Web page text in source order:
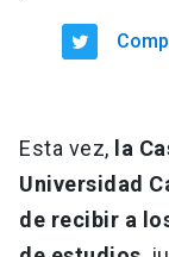
Esta vez, la
Universidad
de recibir a